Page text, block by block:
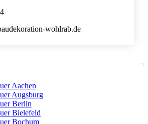
wohlrab.de
Aachen
Augsburg
Berlin
Bielefeld
Bochum